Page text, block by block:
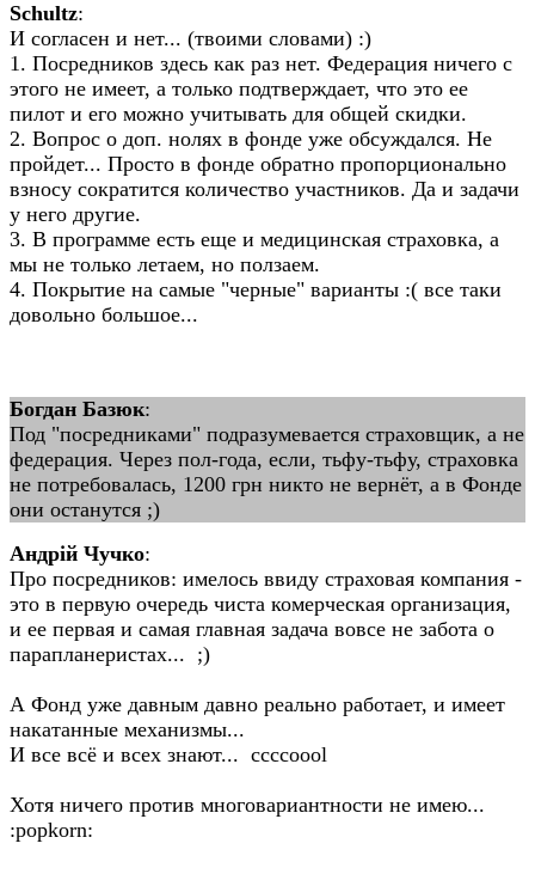
Schultz:
И согласен и нет... (твоими словами) :)
1. Посредников здесь как раз нет. Федерация ничего с
этого не имеет, а только подтверждает, что это ее
пилот и его можно учитывать для общей скидки.
2. Вопрос о доп. нолях в фонде уже обсуждался. Не
пройдет... Просто в фонде обратно пропорционально
взносу сократится количество участников. Да и задачи
у него другие.
3. В программе есть еще и медицинская страховка, а
мы не только летаем, но ползаем.
4. Покрытие на самые "черные" варианты :( все таки
довольно большое...
Богдан Базюк:
Под "посредниками" подразумевается страховщик, а не
федерация. Через пол-года, если, тьфу-тьфу, страховка
не потребовалась, 1200 грн никто не вернёт, а в Фонде
они останутся ;)
Андрій Чучко:
Про посредников: имелось ввиду страховая компания -
это в первую очередь чиста комерческая организация,
и ее первая и самая главная задача вовсе не забота о
парапланеристах... ;)
А Фонд уже давным давно реально работает, и имеет
накатанные механизмы...
И все всё и всех знают... ccccoool
Хотя ничего против многовариантности не имею...
:popkorn: